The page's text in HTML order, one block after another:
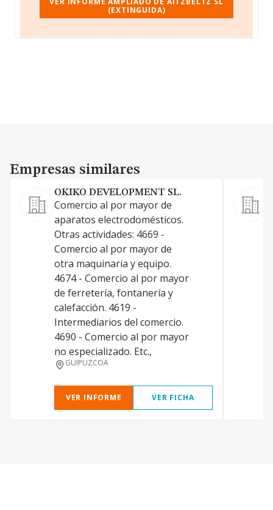
(EXTINGUIDA)
Empresas similares
Empresas similares
OKIKO DEVELOPMENT SL.
Comercio al por mayor de
aparatos electrodomésticos.
Otras actividades: 4669 -
Comercio al por mayor de
otra maquinaria y equipo.
4674 - Comercio al por mayor
de ferretería, fontanería y
calefacción. 4619 -
Intermediarios del comercio.
4690 - Comercio al por mayor
no especializado. Etc.,
GUIPUZCOA
VER INFORME VER FICHA